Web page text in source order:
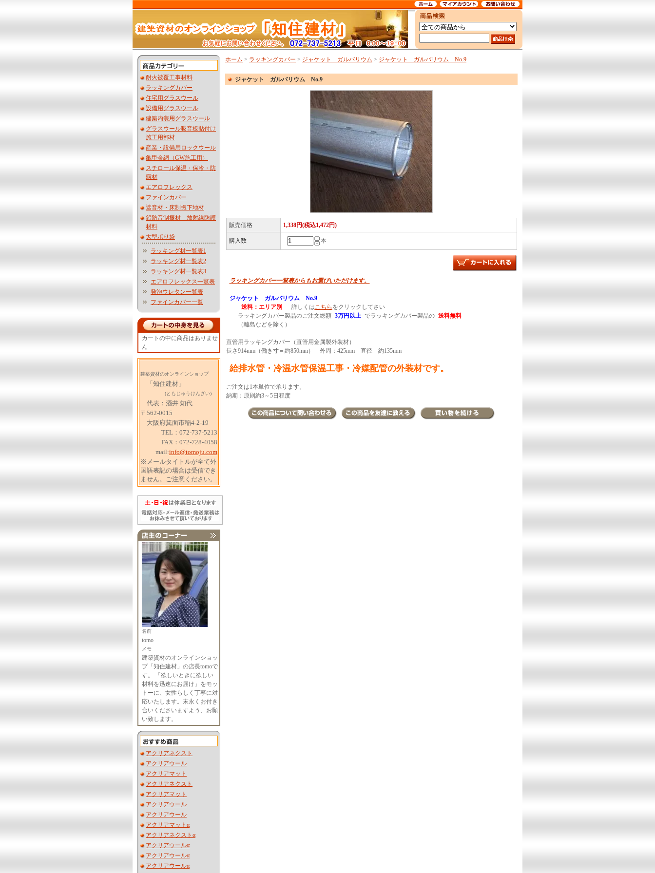
耐火被覆工事材料
ラッキングカバー
住宅用グラスウール
設備用グラスウール
建築内装用グラスウール
グラスウール吸音板貼付け
施工用部材
産業・設備用ロックウール
亀甲金網（GW施工用）
スチロール保温・保冷・防
露材
エアロフレックス
ファインカバー
遮音材・床制振下地材
鉛防音制振材 放射線防護
材料
大型ポり袋
ラッキング材一覧表1
ラッキング材一覧表2
ラッキング材一覧表3
エアロフレックス一覧表
発泡ウレタン一覧表
ファインカバー一覧
カートの中に商品はありませ
ん
建築資材のオンラインショップ
「知住建材」
(ともじゅうけんざい)
代表：酒井 知代
〒562-0015
大阪府箕面市稲4-2-19
TEL：072-737-5213
FAX：072-728-4058
mail:info@tomoju.com
※メールタイトルが全て外
国語表記の場合は受信でき
ません。ご注意ください。
名前
tomo
メモ
建築資材のオンラインショッ
プ「知住建材」の店長tomoで
す。 「欲しいときに欲しい
材料を迅速にお届け」をモッ
トーに、女性らしく丁寧に対
応いたします。末永くお付き
合いくださいますよう、お願
い致します。
アクリアネクスト
アクリアウール
アクリアマット
アクリアネクスト
アクリアマット
アクリアウール
アクリアウール
アクリアマットα
アクリアネクストα
アクリアウールα
アクリアウールα
アクリアウールα
ホーム > ラッキングカバー > ジャケット ガルバリウム > ジャケット ガルバリウム No.9
ジャケット ガルバリウム No.9
販売価格 1,338円(税込1,472円)
購入数 本
ラッキングカバー一覧表からもお選びいただけます。
ジャケット ガルバリウム No.9
送料：エリア別
詳しくはこちら をクリックしてさい
ラッキングカバー製品のご注文総額 3万円以上 でラッキングカバー製品の 送料無料
（離島などを除く）
直管用ラッキングカバー（直管用金属製外装材）
長さ914mm（働き寸＝約850mm） 外周：425mm 直径 約135mm
給排水管・冷温水管保温工事・冷媒配管の外装材です。
ご注文は1本単位で承ります。
納期：原則約3～5日程度